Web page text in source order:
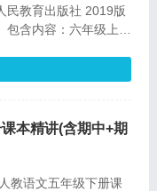
民教育出版社 2019版
含内容：六年级上课
本精讲(含期中+期
教语文五年级下册课